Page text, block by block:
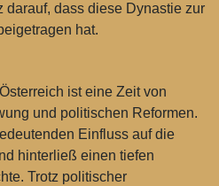
darauf, dass diese Dynastie zur
hat.
ist eine Zeit von
und politischen Reformen.
Einfluss auf die
hinterließ einen tiefen
Trotz politischer